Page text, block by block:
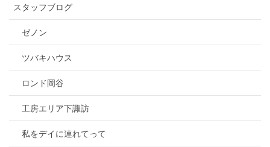
スタッフブログ
ゼノン
ツバキハウス
ロンド岡谷
工房エリア下諏訪
私をデイに連れてって